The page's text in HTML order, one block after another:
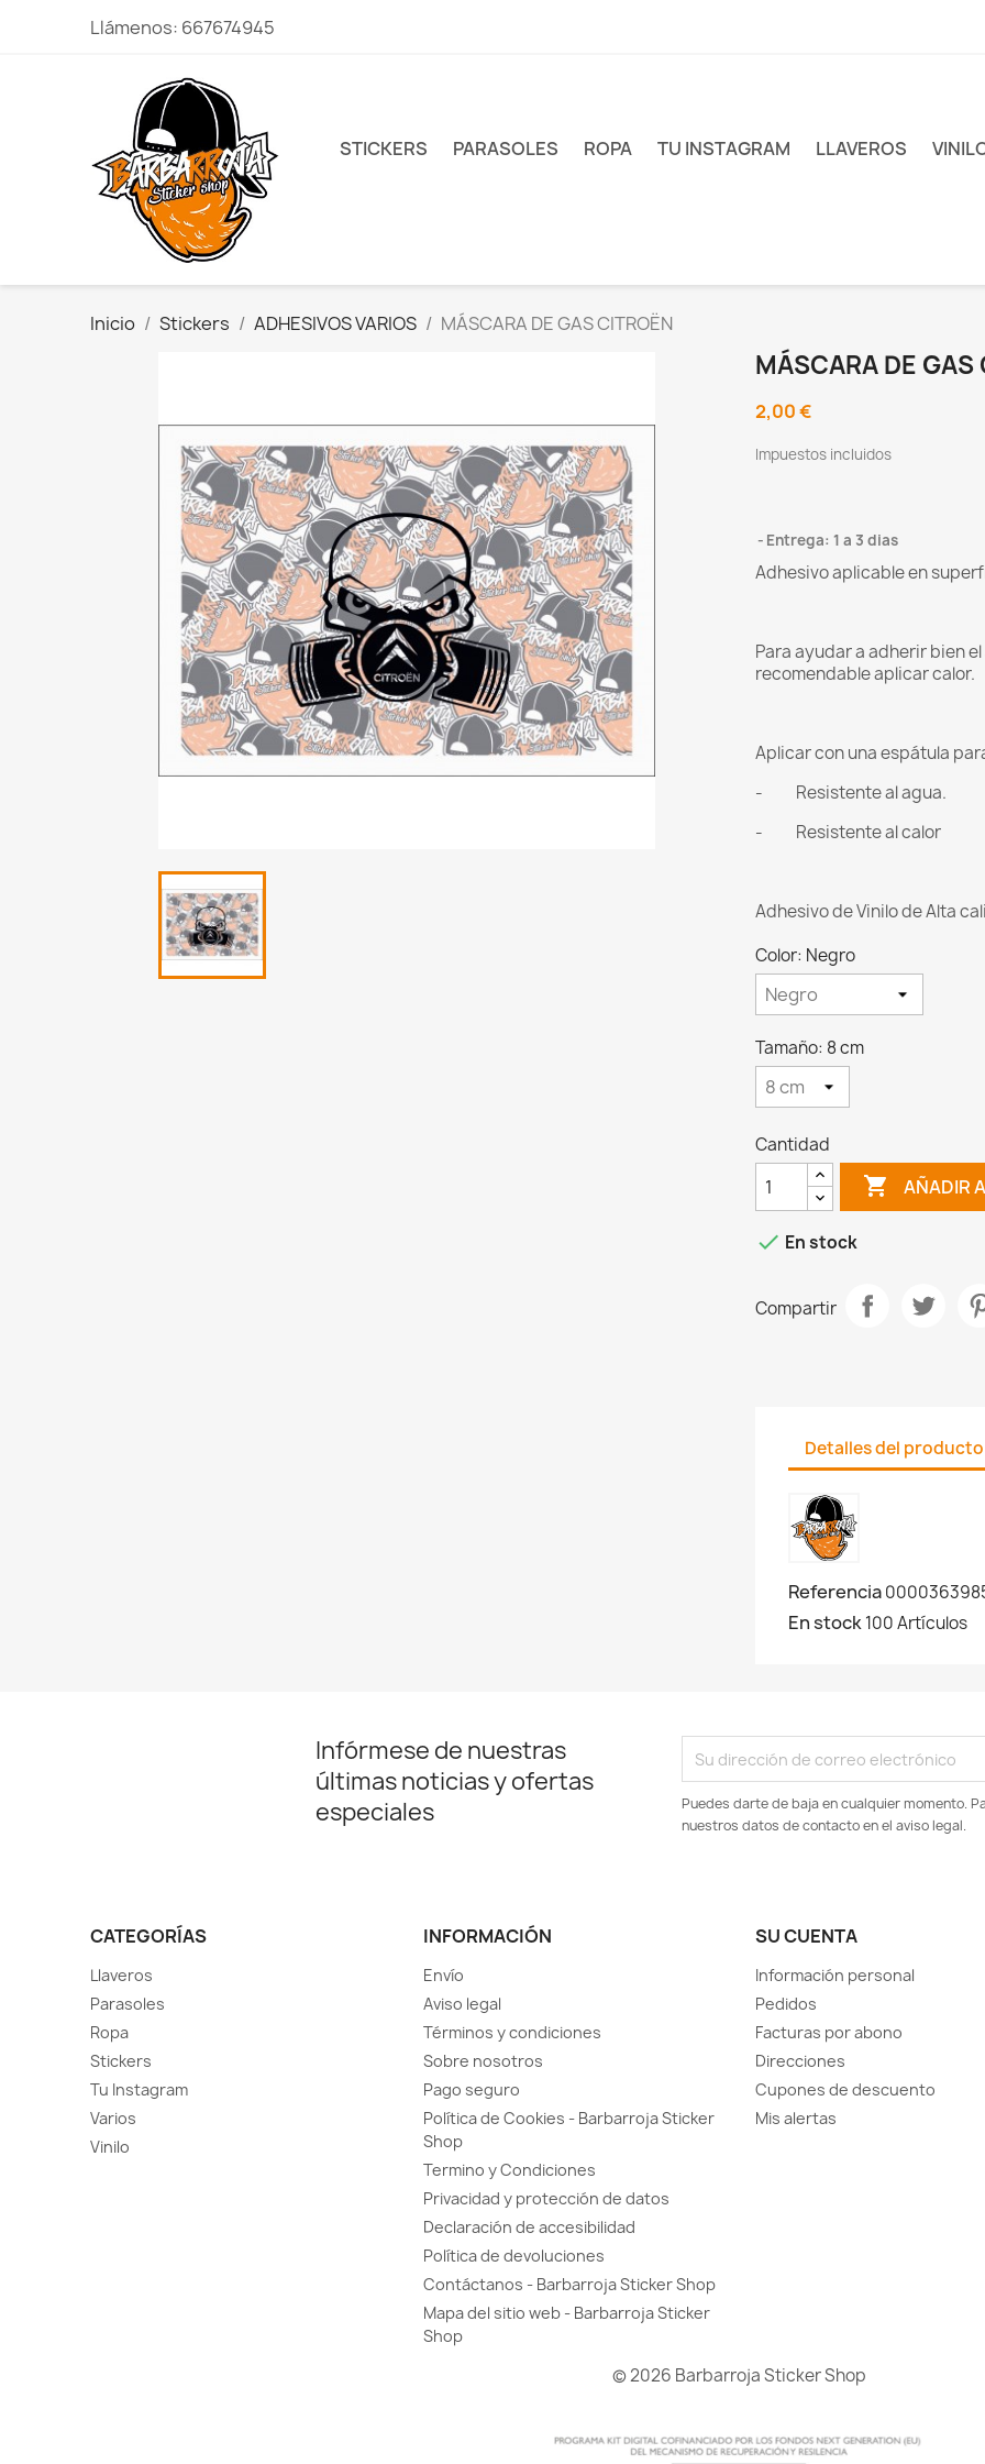
Llámenos: 667674945
STICKERS PARASOLES ROPA TU INSTAGRAM LLAVEROS
Inicio Stickers ADHESIVOS VARIOS MÁSCARA DE GAS CITROËN
MÁSCARA DE GAS
2,00 €
Impuestos incluidos
Entrega: 1 a 3 dias
Adhesivo aplicable en
Para ayudar a adherir bien
recomendable aplicar calor.
Aplicar con una espátula
- Resistente al agua.
- Resistente al calor
Adhesivo de Vinilo de Alta
Color: Negro
Tamaño: 8 cm
Cantidad
 AÑADIR
 En stock
Compartir
Detalles del producto
Referencia
En stock100 Artículos
Infórmese de nuestras
últimas noticias y ofertas
especiales
Puedes darte de baja en cualquier momento.
nuestros datos de contacto en el aviso legal.
CATEGORÍAS
Llaveros
Parasoles
Ropa
Stickers
Tu Instagram
Varios
Vinilo
INFORMACIÓN
Envío
Aviso legal
Términos y condiciones
Sobre nosotros
Pago seguro
Política de Cookies - Barbarroja Sticker
Shop
Termino y Condiciones
Privacidad y protección de datos
Declaración de accesibilidad
Política de devoluciones
Contáctanos - Barbarroja Sticker Shop
Mapa del sitio web - Barbarroja Sticker
Shop
SU CUENTA
Información personal
Pedidos
Facturas por abono
Direcciones
Cupones de descuento
Mis alertas
© 2026 Barbarroja Sticker Shop